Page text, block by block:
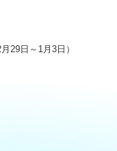
29日～1月3日）